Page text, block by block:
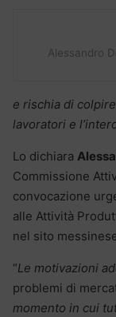
Alessandro
e rischia di
lavoratori e
Lo dichiara
Commissione
convocazione
alle Attività
nel sito
“Le motivazioni
problemi di
momento in cui